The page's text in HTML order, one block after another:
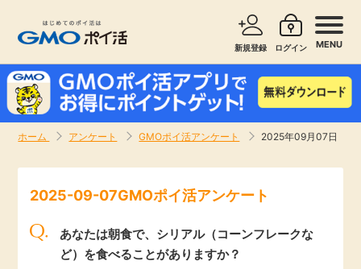
新規登録 ログイン MENU
ホーム アンケート GMOポイ活アンケート 2025年09月07日
新着
高還元
サービスで探す ショッピングで探す
旅行・レンタカー
エンタメ
2025-09-07GMOポイ活アンケート
あなたは朝食で、シリアル（コーンフレークな
ど）を食べることがありますか？